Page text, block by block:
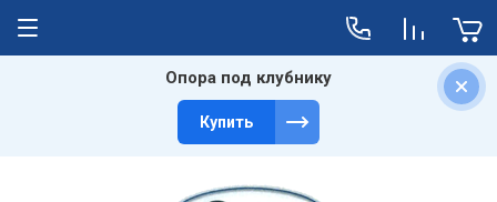
Транспортные компании
Опора под клубнику
Купить